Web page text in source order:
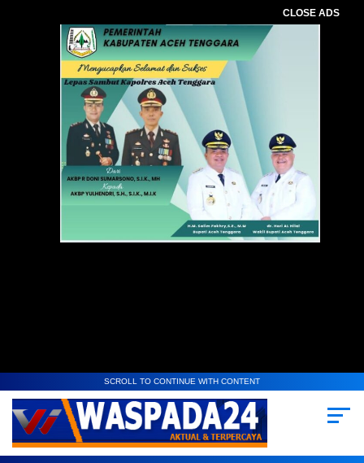
CLOSE ADS
SCROLL TO CONTINUE WITH CONTENT